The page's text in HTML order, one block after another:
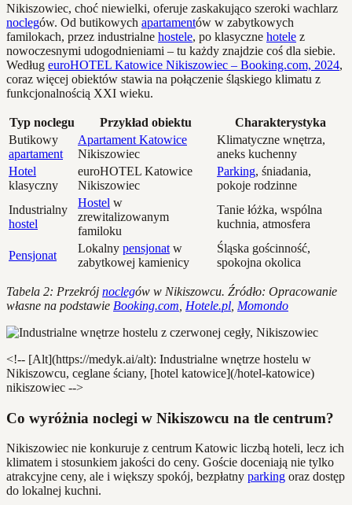
Nikiszowiec, choć niewielki, oferuje zaskakująco szeroki wachlarz
noclegów. Od butikowych apartamentów w zabytkowych
familokach, przez industrialne hostele, po klasyczne hotele z
nowoczesnymi udogodnieniami – tu każdy znajdzie coś dla siebie.
Według euroHOTEL Katowice Nikiszowiec – Booking.com, 2024,
coraz więcej obiektów stawia na połączenie śląskiego klimatu z
funkcjonalnością XXI wieku.
Typ noclegu Przykład obiektu
Charakterystyka
Butikowy
apartament
Apartament Katowice
Nikiszowiec
Klimatyczne wnętrza,
aneks kuchenny
Hotel
klasyczny
euroHOTEL Katowice
Nikiszowiec
Parking, śniadania,
pokoje rodzinne
Industrialny
hostel
Hostel w
zrewitalizowanym
familoku
Tanie łóżka, wspólna
kuchnia, atmosfera
Pensjonat
Lokalny pensjonat w
zabytkowej kamienicy
Śląska gościnność,
spokojna okolica
Tabela 2: Przekrój noclegów w Nikiszowcu. Źródło: Opracowanie
własne na podstawie Booking.com Hotele.pl Momondo
<!-- [Alt](https://medyk.ai/alt): Industrialne wnętrze hostelu w
Nikiszowcu, ceglane ściany, [hotel katowice](/hotel-katowice)
nikiszowiec -->
Co wyróżnia noclegi w Nikiszowcu na tle centrum?
Nikiszowiec nie konkuruje z centrum Katowic liczbą hoteli, lecz ich
klimatem i stosunkiem jakości do ceny. Goście doceniają nie tylko
atrakcyjne ceny, ale i większy spokój, bezpłatny parking oraz dostęp
do lokalnej kuchni.